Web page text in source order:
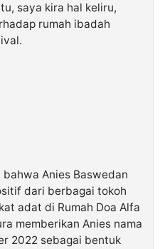
saya kira hal keliru,
rumah ibadah
Anies Baswedan
dari berbagai tokoh
adat di Rumah Doa Alfa
memberikan Anies nama
2022 sebagai bentuk